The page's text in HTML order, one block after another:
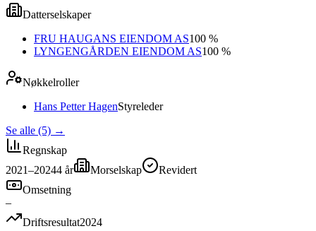
Datterselskaper
FRU HAUGANS EIENDOM AS100 %
LYNGENGÅRDEN EIENDOM AS100 %
Nøkkelroller
Hans Petter HagenStyreleder
Se alle (5) →
Regnskap
2021–20244 år Morselskap
Revidert
Omsetning
–
Driftsresultat2024